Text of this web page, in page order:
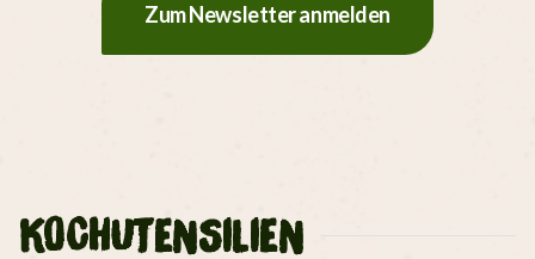
Zum Newsletter anmelden
KOCHUTENSILIEN